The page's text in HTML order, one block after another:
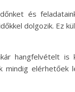
és
dolgozik. Ez
hangfelvételt is
mindig elérhetőek